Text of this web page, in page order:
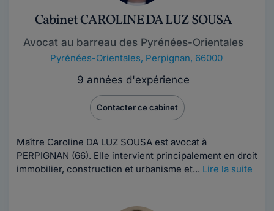
Cabinet CAROLINE DA LUZ SOUSA
Avocat au barreau des Pyrénées-Orientales
Pyrénées-Orientales, Perpignan, 66000
9 années d'expérience
Contacter ce cabinet
Maître Caroline DA LUZ SOUSA est avocat à
PERPIGNAN (66). Elle intervient principalement en droit
immobilier, construction et urbanisme et... Lire la suite